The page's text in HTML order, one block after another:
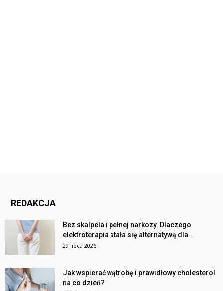
REDAKCJA
Bez skalpela i pełnej narkozy. Dlaczego
elektroterapia stała się alternatywą dla...
29 lipca 2026
Jak wspierać wątrobę i prawidłowy cholesterol
na co dzień?